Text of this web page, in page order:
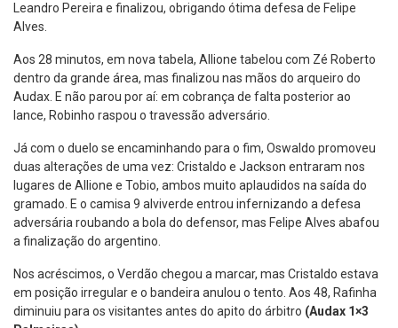
Leandro Pereira e finalizou, obrigando ótima defesa de Felipe
Alves.
Aos 28 minutos, em nova tabela, Allione tabelou com Zé Roberto
dentro da grande área, mas finalizou nas mãos do arqueiro do
Audax. E não parou por aí: em cobrança de falta posterior ao
lance, Robinho raspou o travessão adversário.
Já com o duelo se encaminhando para o fim, Oswaldo promoveu
duas alterações de uma vez: Cristaldo e Jackson entraram nos
lugares de Allione e Tobio, ambos muito aplaudidos na saída do
gramado. E o camisa 9 alviverde entrou infernizando a defesa
adversária roubando a bola do defensor, mas Felipe Alves abafou
a finalização do argentino.
Nos acréscimos, o Verdão chegou a marcar, mas Cristaldo estava
em posição irregular e o bandeira anulou o tento. Aos 48, Rafinha
diminuiu para os visitantes antes do apito do árbitro (Audax 1×3